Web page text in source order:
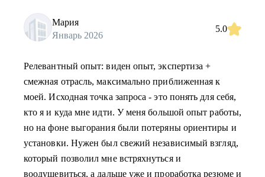
Мария
Январь 2026
5.0
Релевантный опыт: виден опыт, экспертиза +
смежная отрасль, максимально приближенная к
моей. Исходная точка запроса - это понять для себя,
кто я и куда мне идти. У меня большой опыт работы,
но на фоне выгорания были потеряны ориентиры и
установки. Нужен был свежий независимый взгляд,
который позволил мне встряхнуться и
воодушевиться, а дальше уже и проработка резюме и